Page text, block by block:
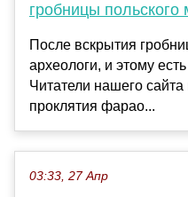
гробницы польского
После вскрытия
археологи, и этому
Читатели нашего
проклятия фарао...
03:33, 27 Апр